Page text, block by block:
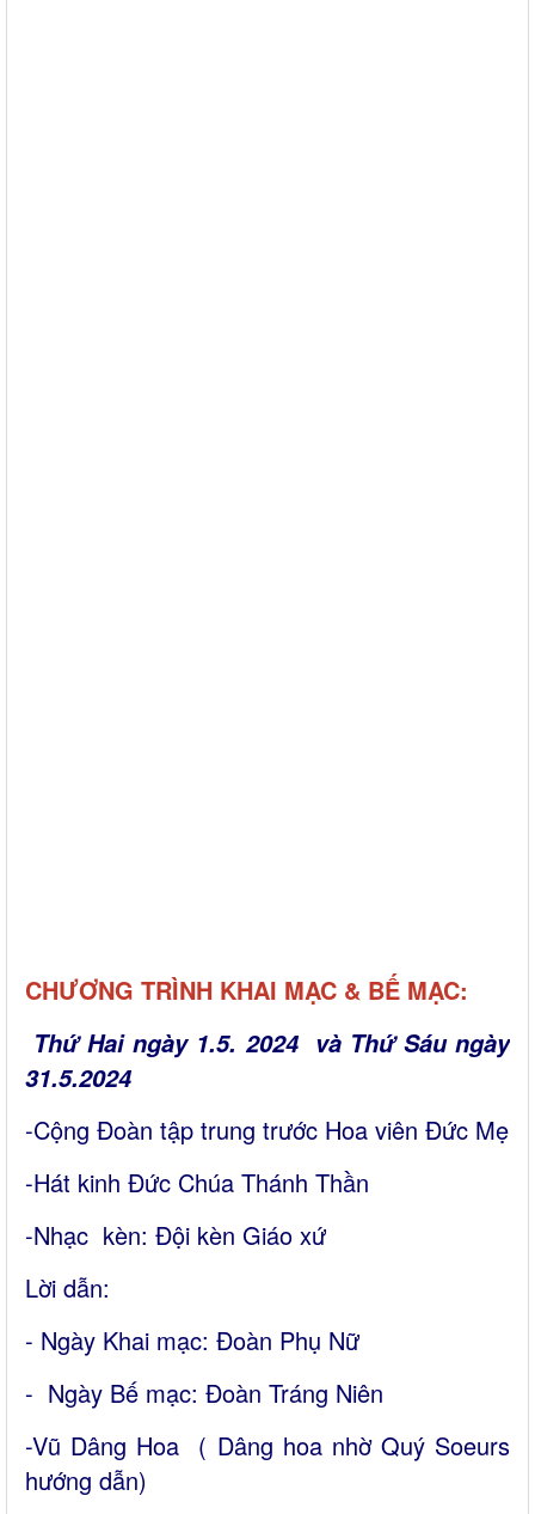
CHƯƠNG TRÌNH KHAI MẠC & BẾ MẠC:
Thứ Hai ngày 1.5. 2024 và Thứ Sáu ngày
31.5.2024
-Cộng Đoàn tập trung trước Hoa viên Đức Mẹ
-Hát kinh Đức Chúa Thánh Thần
-Nhạc kèn: Đội kèn Giáo xứ
Lời dẫn:
- Ngày Khai mạc: Đoàn Phụ Nữ
- Ngày Bế mạc: Đoàn Tráng Niên
-Vũ Dâng Hoa ( Dâng hoa nhờ Quý Soeurs
hướng dẫn)